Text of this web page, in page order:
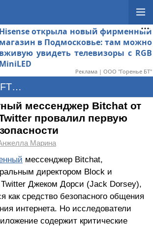
Hisense открыла новый фирменный
магазин в Подмосковье: там можно
вживую увидеть телевизоры с RGB
MiniLED
Реклама | ООО "Горенье БТ"
НОВОСТИ SOFTWARE
мессенджер Bitchat от
провалил первую
Марина
мессенджер Bitchat,
директором Block и
Джеком Дорси (Jack Dorsey),
как средство безопасного общения
интернета. Но исследователи
содержит критические